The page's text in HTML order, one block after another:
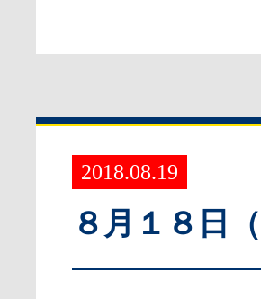
2018.08.19
８月１８日